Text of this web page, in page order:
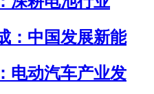
：中国发展新能
电动汽车产业发